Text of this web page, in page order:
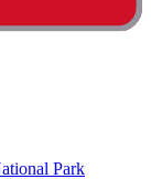
Park